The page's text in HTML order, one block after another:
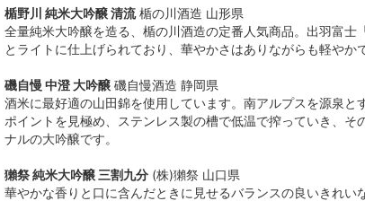
楯野川 純米大吟醸 清流楯の川酒造 山形県
全量純米大吟醸を造る、楯の川酒造の定番人気商品。出羽富
とライトに仕上げられており、華やかさはありながらも軽や
磯自慢 中澄 大吟醸 磯自慢酒造 静岡県
酒米に最好適の山田錦を使用しています。南アルプスを源泉
ポイントを見極め、ステンレス製の槽で低温で搾っていき、
ナルの大吟醸です。
獺祭 純米大吟醸 三割九分 (株)獺祭 山口県
華やかな香りと口に含んだときに見せるバランスの良いきれ